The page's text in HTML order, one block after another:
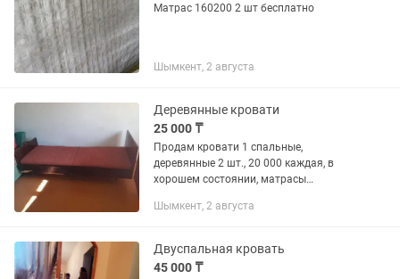
Матрас 160200 2 шт бесплатно
Шымкент, 2 августа
Деревянные кровати
25 000 ₸
Продам кровати 1 спальные,
деревянные 2 шт., 20 000 каждая, в
хорошем состоянии, матрасы
булак.
Шымкент, 2 августа
Двуспальная кровать
45 000 ₸